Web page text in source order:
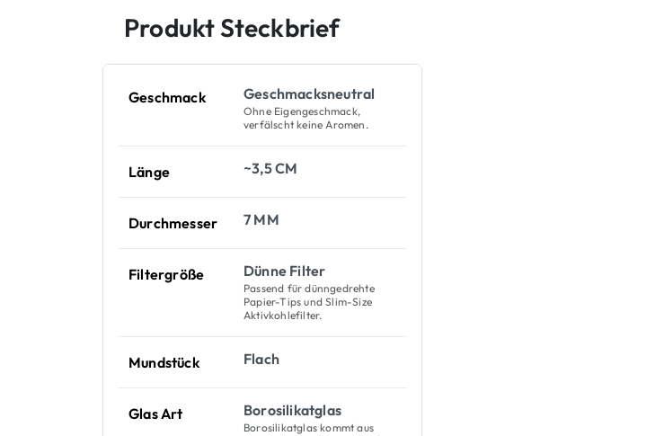
Produkt Steckbrief
Geschmack Geschmacksneutral
Ohne Eigengeschmack,
verfälscht keine Aromen.
Länge ~3,5 CM
Durchmesser 7 MM
Filtergröße Dünne Filter
Passend für dünngedrehte
Papier-Tips und Slim-Size
Aktivkohlefilter.
Mundstück Flach
Glas Art Borosilikatglas
Borosilikatglas kommt aus